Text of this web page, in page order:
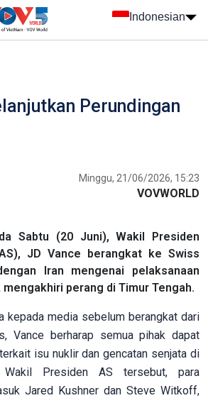
Indonesian
Perundingan
Minggu, 21/06/2026, 15:23
VOVWORLD
Sabtu (20 Juni), Wakil Presiden
JD Vance berangkat ke Swiss
Iran mengenai pelaksanaan
perang di Timur Tengah.
kepada media sebelum berangkat dari
Vance berharap semua pihak dapat
isu nuklir dan gencatan senjata di
Wakil Presiden AS tersebut, para
Jared Kushner dan Steve Witkoff,